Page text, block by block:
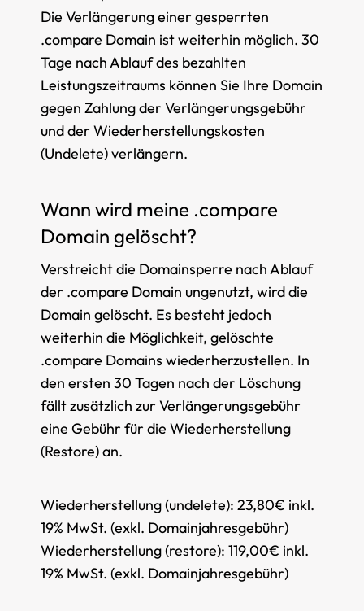
Die Verlängerung einer gesperrten
.compare Domain ist weiterhin möglich. 30
Tage nach Ablauf des bezahlten
Leistungszeitraums können Sie Ihre Domain
gegen Zahlung der Verlängerungsgebühr
und der Wiederherstellungskosten
(Undelete) verlängern.
Wann wird meine .compare
Domain gelöscht?
Verstreicht die Domainsperre nach Ablauf
der .compare Domain ungenutzt, wird die
Domain gelöscht. Es besteht jedoch
weiterhin die Möglichkeit, gelöschte
.compare Domains wiederherzustellen. In
den ersten 30 Tagen nach der Löschung
fällt zusätzlich zur Verlängerungsgebühr
eine Gebühr für die Wiederherstellung
(Restore) an.
Wiederherstellung (undelete): 23,80€ inkl.
19% MwSt. (exkl. Domainjahresgebühr)
Wiederherstellung (restore): 119,00€ inkl.
19% MwSt. (exkl. Domainjahresgebühr)